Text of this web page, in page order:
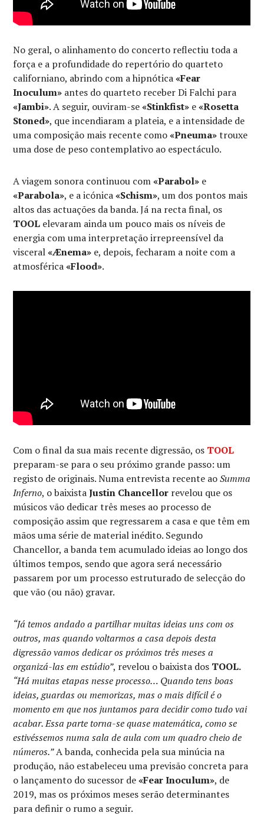
No geral, o alinhamento do concerto reflectiu toda a
força e a profundidade do repertório do quarteto
californiano, abrindo com a hipnótica«Fear
Inoculum» antes do quarteto receber Di Falchi para
«Jambi». A seguir, ouviram-se«Stinkfist» e«Rosetta
Stoned», que incendiaram a plateia, e a intensidade de
uma composição mais recente como«Pneuma»trouxe
uma dose de peso contemplativo ao espectáculo.
A viagem sonora continuou com«Parabol» e
«Parabola», e a icónica«Schism», um dos pontos mais
altos das actuações da banda. Já na recta final, os
TOOL elevaram ainda um pouco mais os níveis de
energia com uma interpretação irrepreensível da
visceral«Ænema» e, depois, fecharam a noite com a
atmosférica«Flood».
Com o final da sua mais recente digressão, os TOOL
preparam-se para o seu próximo grande passo: um
registo de originais. Numa entrevista recente aoSumma
Inferno, o baixistaJustin Chancellor revelou que os
músicos vão dedicar três meses ao processo de
composição assim que regressarem a casa e que têm em
mãos uma série de material inédito. Segundo
Chancellor, a banda tem acumulado ideias ao longo dos
últimos tempos, sendo que agora será necessário
passarem por um processo estruturado de selecção do
que vão (ou não) gravar.
“Já temos andado a partilhar muitas ideias uns com os
outros, mas quando voltarmos a casa depois desta
digressão vamos dedicar os próximos três meses a
organizá-las em estúdio”, revelou o baixista dos TOOL.
“Há muitas etapas nesse processo… Quando tens boas
ideias, guardas ou memorizas, mas o mais difícil é o
momento em que nos juntamos para decidir como tudo vai
acabar. Essa parte torna-se quase matemática, como se
estivéssemos numa sala de aula com um quadro cheio de
números.”A banda, conhecida pela sua minúcia na
produção, não estabeleceu uma previsão concreta para
o lançamento do sucessor de«Fear Inoculum», de
2019, mas os próximos meses serão determinantes
para definir o rumo a seguir.